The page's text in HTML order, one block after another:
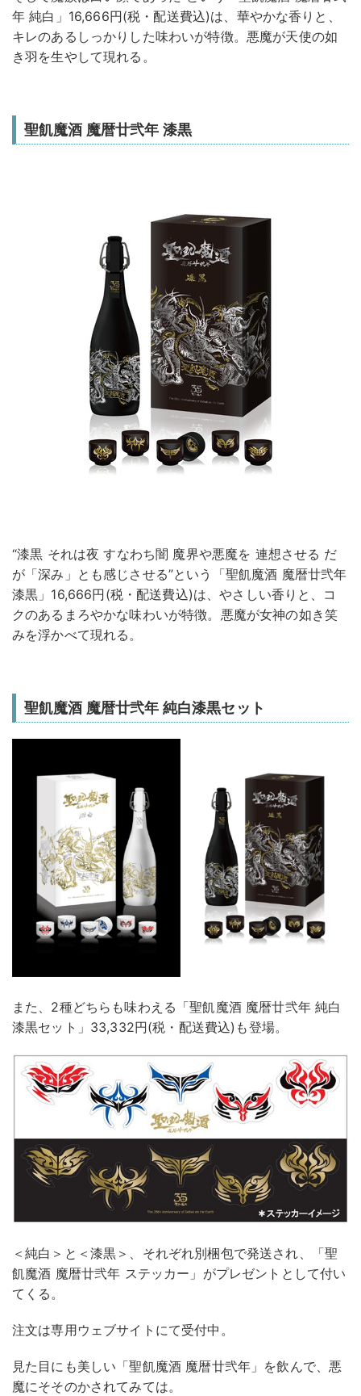
年 純白」16,666円(税・配送費込)は、華やかな香りと、
キレのあるしっかりした味わいが特徴。悪魔が天使の如
き羽を生やして現れる。
聖飢魔酒 魔暦廿弐年 漆黒
“漆黒 それは夜 すなわち闇 魔界や悪魔を 連想させる だ
が「深み」とも感じさせる”という「聖飢魔酒 魔暦廿弐年
漆黒」16,666円(税・配送費込)は、やさしい香りと、コ
クのあるまろやかな味わいが特徴。悪魔が女神の如き笑
みを浮かべて現れる。
聖飢魔酒 魔暦廿弐年 純白漆黒セット
また、2種どちらも味わえる「聖飢魔酒 魔暦廿弐年 純白
漆黒セット」33,332円(税・配送費込)も登場。
＜純白＞と＜漆黒＞、それぞれ別梱包で発送され、「聖
飢魔酒 魔暦廿弐年 ステッカー」がプレゼントとして付い
てくる。
注文は専用ウェブサイトにて受付中。
見た目にも美しい「聖飢魔酒 魔暦廿弐年」を飲んで、悪
魔にそそのかされてみては。